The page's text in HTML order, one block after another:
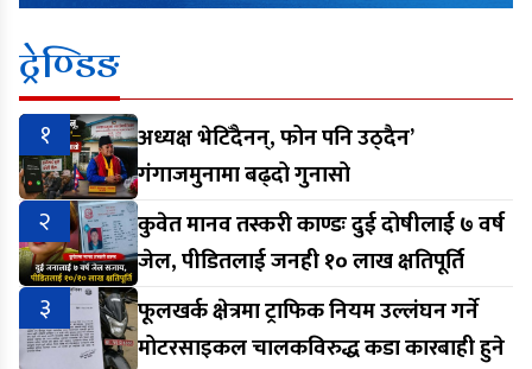
ट्रेण्डिङ
१
अध्यक्ष भेटिँदैनन्, फोन पनि उठ्दैन’
गंगाजमुनामा बढ्दो गुनासो
२
कुवेत मानव तस्करी काण्डः दुई दोषीलाई ७ वर्ष
जेल, पीडितलाई जनही १० लाख क्षतिपूर्ति
३
फूलखर्क क्षेत्रमा ट्राफिक नियम उल्लंघन गर्ने
मोटरसाइकल चालकविरुद्ध कडा कारबाही हुने